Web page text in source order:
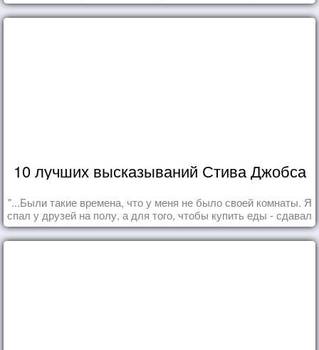
10 лучших высказываний Стива Джобса
"...Были такие времена, что у меня не было своей комнаты. Я
спал у друзей на полу, а для того, чтобы купить еды - сдавал
бутылки из под кока-колы"